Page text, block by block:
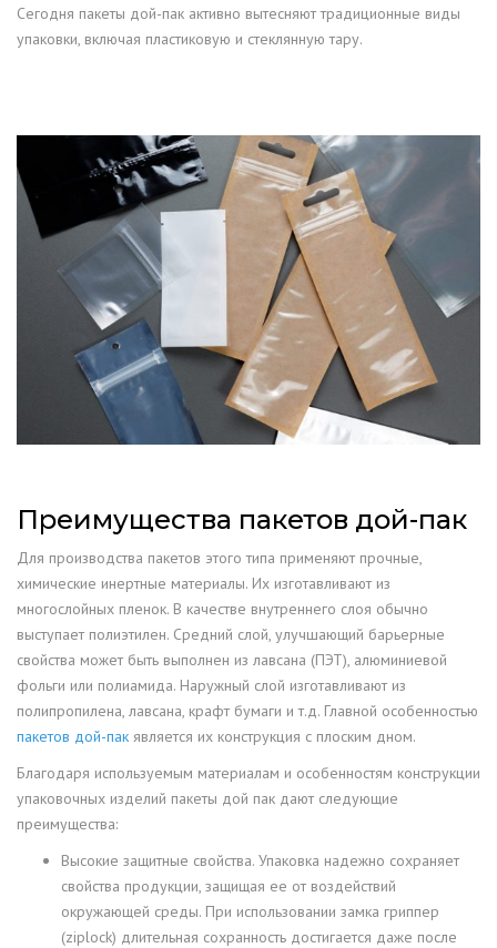
Сегодня пакеты дой-пак активно вытесняют традиционные виды
упаковки, включая пластиковую и стеклянную тару.
Преимущества пакетов дой-пак
Для производства пакетов этого типа применяют прочные,
химические инертные материалы. Их изготавливают из
многослойных пленок. В качестве внутреннего слоя обычно
выступает полиэтилен. Средний слой, улучшающий барьерные
свойства может быть выполнен из лавсана (ПЭТ), алюминиевой
фольги или полиамида. Наружный слой изготавливают из
полипропилена, лавсана, крафт бумаги и т.д. Главной особенностью
пакетов дой-пак является их конструкция с плоским дном.
Благодаря используемым материалам и особенностям конструкции
упаковочных изделий пакеты дой пак дают следующие
преимущества:
Высокие защитные свойства. Упаковка надежно сохраняет
свойства продукции, защищая ее от воздействий
окружающей среды. При использовании замка гриппер
(ziplock) длительная сохранность достигается даже после